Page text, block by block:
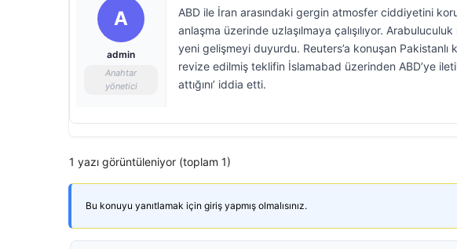
A
admin
Anahtar
yönetici
ABD ile İran arasındaki gergin atmosfer ciddiyetini
anlaşma üzerinde uzlaşılmaya çalışılıyor.
yeni gelişmeyi duyurdu. Reuters’a konuşan Pakistanlı
revize edilmiş teklifin İslamabad üzerinden ABD’ye
attığını’ iddia etti.
1 yazı görüntüleniyor (toplam 1)
Bu konuyu yanıtlamak için giriş yapmış olmalısınız.